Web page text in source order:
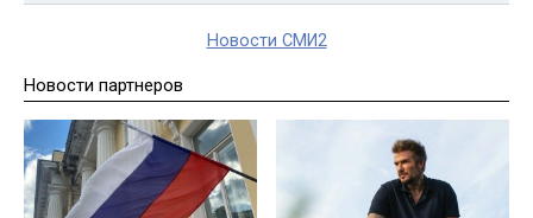
Новости СМИ2
Новости партнеров